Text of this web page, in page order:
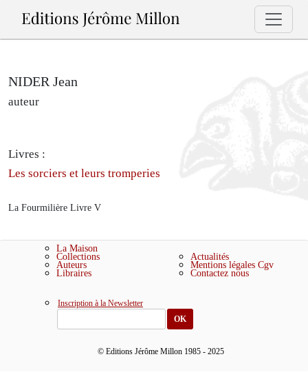
NIDER Jean
auteur
Livres :
Les sorciers et leurs tromperies
La Fourmilière Livre V
La Maison
Collections
Auteurs
Libraires
Actualités
Mentions légales Cgv
Contactez nous
Inscription à la Newsletter
OK
© Editions Jérôme Millon 1985 - 2025